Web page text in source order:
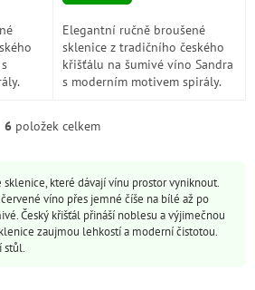
Elegantní ručně broušené
sklenice z tradičního českého
křišťálu na šumivé víno Sandra
s moderním motivem spirály.
užívání....
O
á
d
a
c
6 položek celkem
které dávají vínu prostor vyniknout.
víno přes jemné číše na bílé až po
Český křišťál přináší noblesu a výjimečnou
zaujmou lehkostí a moderní čistotou.